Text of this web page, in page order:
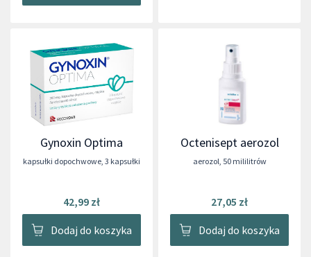
Gynoxin Optima
kapsułki dopochwowe, 3 kapsułki
42,99 zł
Dodaj do koszyka
Octenisept aerozol
aerozol, 50 mililitrów
27,05 zł
Dodaj do koszyka